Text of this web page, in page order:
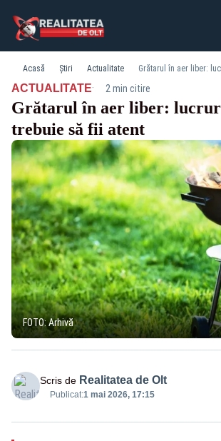
Acasă Știri Actualitate
ACTUALITATE· 2 min citire
Grătarul în aer liber:
trebuie să fii atent
FOTO: Arhivă
Scris de Realitatea de Olt
Publicat:1 mai 2026, 17:15